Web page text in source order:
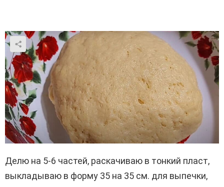
Делю на 5-6 частей, раскачиваю в тонкий пласт,
выкладываю в форму 35 на 35 см. для выпечки,